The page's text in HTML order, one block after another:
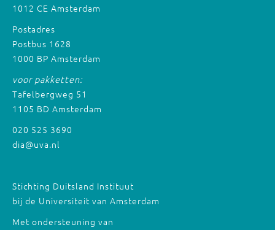
1012 CE Amsterdam
Postadres
Postbus 1628
1000 BP Amsterdam
voor pakketten:
Tafelbergweg 51
1105 BD Amsterdam
020 525 3690
dia@uva.nl
Stichting Duitsland Instituut
bij de Universiteit van Amsterdam
Met ondersteuning van